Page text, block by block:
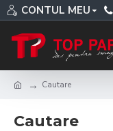
CONTUL MEU
Cautare
Cautare